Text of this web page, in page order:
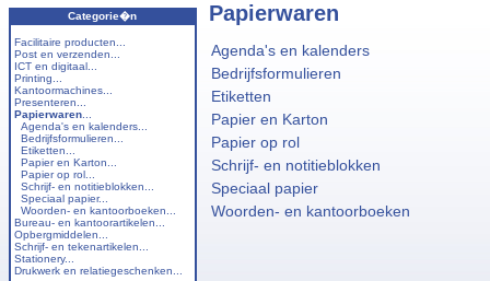
Categorie�n
Facilitaire producten...
Post en verzenden...
ICT en digitaal...
Printing...
Kantoormachines...
Presenteren...
Papierwaren
Agenda's en kalenders...
Bedrijfsformulieren...
Etiketten...
Papier en Karton...
Papier op rol...
Schrijf- en notitieblokken...
Speciaal papier...
Woorden- en kantoorboeken...
Bureau- en kantoorartikelen...
Opbergmiddelen...
Schrijf- en tekenartikelen...
Stationery...
Drukwerk en relatiegeschenken...
Papierwaren
Agenda's en kalenders
Bedrijfsformulieren
Etiketten
Papier en Karton
Papier op rol
Schrijf- en notitieblokken
Speciaal papier
Woorden- en kantoorboeken